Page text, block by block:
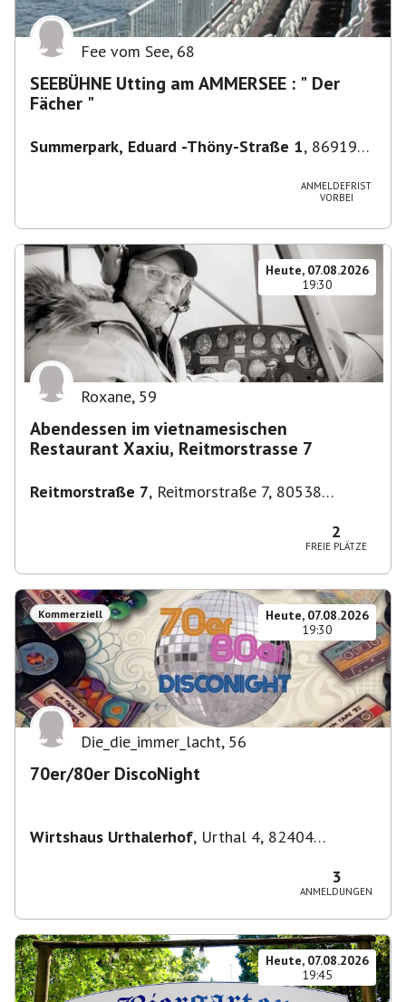
Fee vom See, 68
SEEBÜHNE Utting am AMMERSEE : " Der
Fächer "
Summerpark, Eduard -Thöny-Straße 1, 86919
ANMELDEFRIST
VORBEI
Heute, 07.08.2026
19:30
Roxane, 59
Abendessen im vietnamesischen
Restaurant Xaxiu, Reitmorstrasse 7
Reitmorstraße 7, Reitmorstraße 7, 80538
2
FREIE PLÄTZE
Kommerziell
Heute, 07.08.2026
19:30
Die_die_immer_lacht, 56
70er/80er DiscoNight
Wirtshaus Urthalerhof, Urthal 4, 82404
3
ANMELDUNGEN
Heute, 07.08.2026
19:45